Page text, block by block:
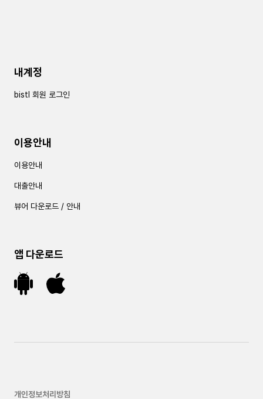
내계정
bistl 회원 로그인
이용안내
이용안내
대출안내
뷰어 다운로드 / 안내
앱 다운로드
개인정보처리방침